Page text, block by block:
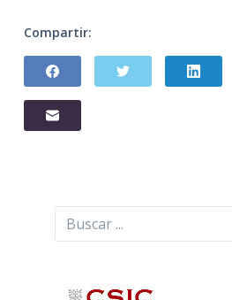
Compartir:
Buscar